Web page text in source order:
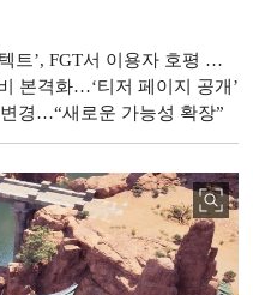
’, FGT서 이용자 호평 일색
본격화…‘티저 페이지 공개’
경…“새로운 가능성 확장”